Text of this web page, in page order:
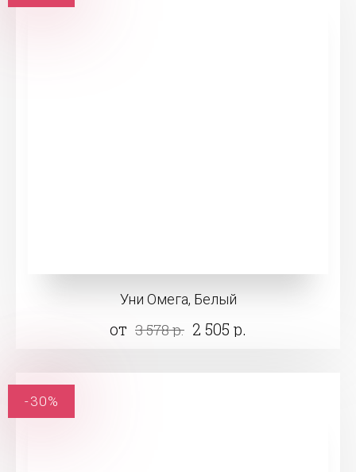
Уни Омега, Белый
от 3 578 р. 2 505 р.
-30%